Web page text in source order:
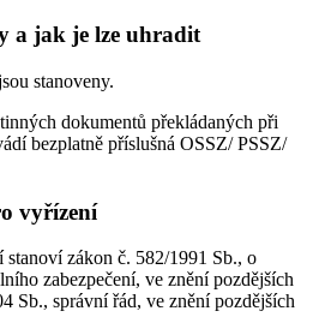
a jak je lze uhradit
stanoveny.
dokumentů překládaných při
bezplatně příslušná OSSZ/ PSSZ/
vyřízení
zákon č. 582/1991 Sb., o
zabezpečení, ve znění pozdějších
Sb., správní řád, ve znění pozdějších